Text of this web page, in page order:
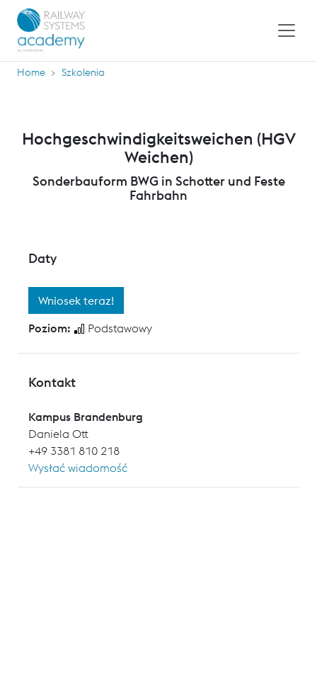
Home Szkolenia
Hochgeschwindigkeitsweichen (HGV
Weichen)
Sonderbauform BWG in Schotter und Feste
Fahrbahn
Daty
Wniosek teraz!
Poziom:
Podstawowy
Kontakt
Kampus Brandenburg
Daniela Ott
+49 3381 810 218
Wysłać wiadomość